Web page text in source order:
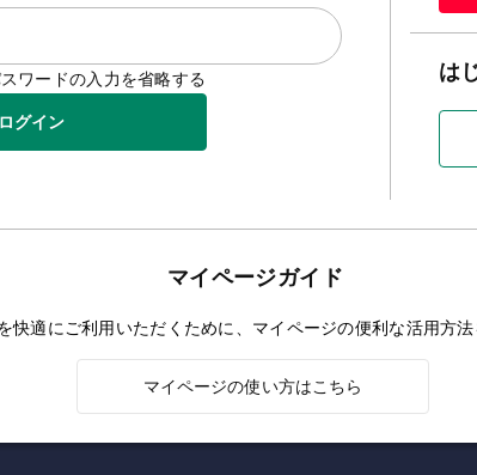
ワードの入力を省略する
ログイン
は
マイページガイド
快適にご利用いただくために、マイページの便利な活用方法
マイページの使い方はこちら